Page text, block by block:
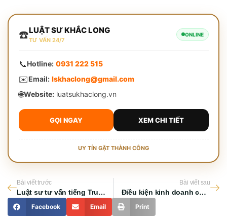
☎️LUẬT SƯ KHẮC LONG
TƯ VẤN 24/7
ONLINE
📞Hotline: 0931 222 515
✉️Email: lskhaclong@gmail.com
🌐Website:luatsukhaclong.vn
GỌI NGAY XEM CHI TIẾT
UY TÍN GẶT THÀNH CÔNG
Bài viết trước
Luật sư tư vấn tiếng Trung tại TP HCM: Giải pháp pháp lý toàn diện 2026
Bài viết sau
Điều kiện kinh doanh cho nhà đầu tư Trung Quốc tại Việt Nam 2026
Facebook Email Print